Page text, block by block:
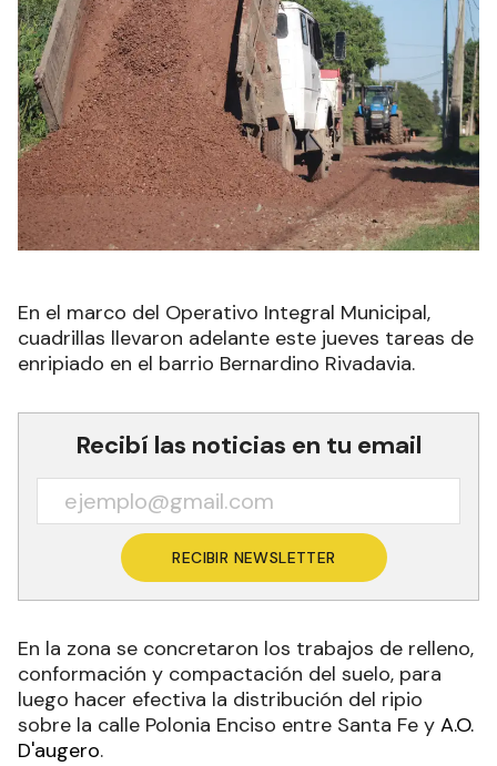
En el marco del Operativo Integral Municipal,
cuadrillas llevaron adelante este jueves tareas de
enripiado en el barrio Bernardino Rivadavia.
Recibí las noticias en tu email
RECIBIR NEWSLETTER
En la zona se concretaron los trabajos de relleno,
conformación y compactación del suelo, para
luego hacer efectiva la distribución del ripio
sobre la calle Polonia Enciso entre Santa Fe y A.O.
D'augero.